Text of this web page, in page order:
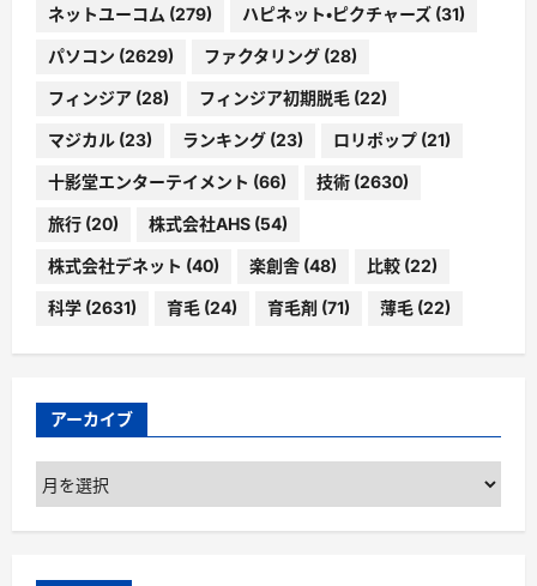
ネットユーコム (279) ハピネット・ピクチャーズ (31)
パソコン (2629) ファクタリング (28)
フィンジア (28) フィンジア初期脱毛 (22)
マジカル (23) ランキング (23) ロリポップ (21)
十影堂エンターテイメント (66) 技術 (2630)
旅行 (20) 株式会社AHS (54)
株式会社デネット (40) 楽創舎 (48) 比較 (22)
科学 (2631) 育毛 (24) 育毛剤 (71) 薄毛 (22)
アーカイブ
ア
ー
カ